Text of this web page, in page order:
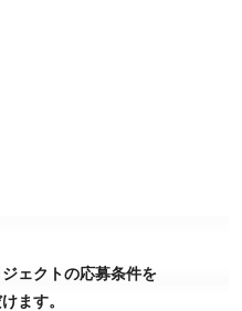
ェクトの応募条件を
ます。